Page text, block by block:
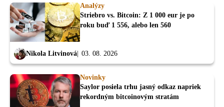
Analýzy
Striebro vs. Bitcoin: Z 1 000 eur je po
roku buď 1 556, alebo len 560
Nikola Litvinová 03. 08. 2026
Novinky
Saylor posiela trhu jasný odkaz napriek
rekordným bitcoinovým stratám